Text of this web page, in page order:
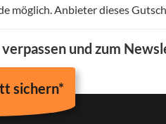
möglich.Anbieter dieses
und zum
sichern*